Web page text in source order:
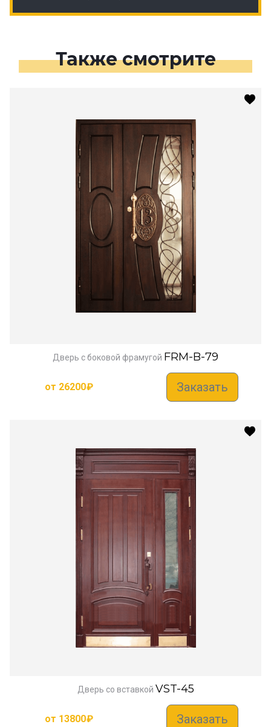
Также смотрите
Дверь с боковой фрамугой FRM-B-79
от 26200₽ Заказать
Дверь со вставкой VST-45
от 13800₽ Заказать